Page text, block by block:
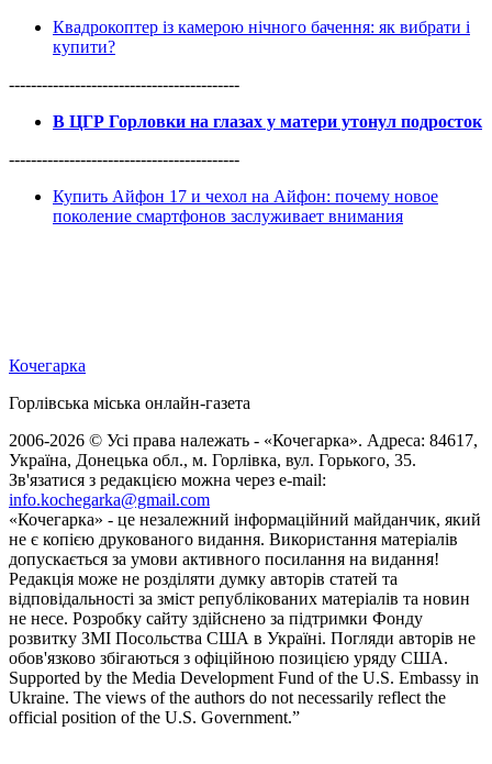
Квадрокоптер із камерою нічного бачення: як вибрати і
купити?
------------------------------------------
В ЦГР Горловки на глазах у матери утонул подросток
------------------------------------------
Купить Айфон 17 и чехол на Айфон: почему новое
поколение смартфонов заслуживает внимания
Кочегарка
Горлівська міська онлайн-газета
2006-2026 © Усі права належать - «Кочегарка». Адреса: 84617,
Україна, Донецька обл., м. Горлівка, вул. Горького, 35.
Зв'язатися з редакцією можна через e-mail:
info.kochegarka@gmail.com
«Кочегарка» - це незалежний інформаційний майданчик, який
не є копією друкованого видання. Використання матеріалів
допускається за умови активного посилання на видання!
Редакція може не розділяти думку авторів статей та
відповідальності за зміст републікованих матеріалів та новин
не несе. Розробку сайту здійснено за підтримки Фонду
розвитку ЗМІ Посольства США в Україні. Погляди авторів не
обов'язково збігаються з офіційною позицією уряду США.
Supported by the Media Development Fund of the U.S. Embassy in
Ukraine. The views of the authors do not necessarily reflect the
official position of the U.S. Government.”